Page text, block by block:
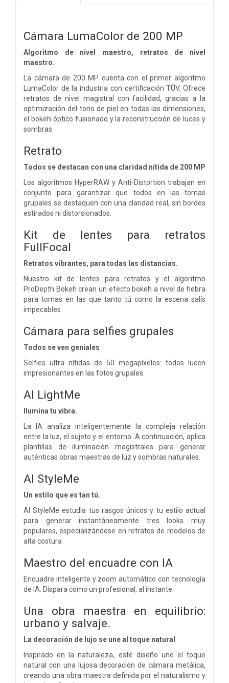
Cámara LumaColor de 200 MP
Algoritmo de nivel maestro, retratos de nivel
maestro.
La cámara de 200 MP cuenta con el primer algoritmo
LumaColor de la industria con certificación TÜV. Ofrece
retratos de nivel magistral con facilidad, gracias a la
optimización del tono de piel en todas las dimensiones,
el bokeh óptico fusionado y la reconstrucción de luces y
sombras
Retrato
Todos se destacan con una claridad nítida de 200 MP
Los algoritmos HyperRAW y Anti-Distortion trabajan en
conjunto para garantizar que todos en las tomas
grupales se destaquen con una claridad real, sin bordes
estirados ni distorsionados.
Kit de lentes para retratos
FullFocal
Retratos vibrantes, para todas las distancias.
Nuestro kit de lentes para retratos y el algoritmo
ProDepth Bokeh crean un efecto bokeh a nivel de hebra
para tomas en las que tanto tú como la escena salís
impecables
Cámara para selfies grupales
Todos se ven geniales
Selfies ultra nítidas de 50 megapíxeles: todos lucen
impresionantes en las fotos grupales.
AI LightMe
Ilumina tu vibra.
La IA analiza inteligentemente la compleja relación
entre la luz, el sujeto y el entorno. A continuación, aplica
plantillas de iluminación magistrales para generar
auténticas obras maestras de luz y sombras naturales.
AI StyleMe
Un estilo que es tan tú.
AI StyleMe estudia tus rasgos únicos y tu estilo actual
para generar instantáneamente tres looks muy
populares, especializándose en retratos de modelos de
alta costura
Maestro del encuadre con IA
Encuadre inteligente y zoom automático con tecnología
de IA. Dispara como un profesional, al instante.
Una obra maestra en equilibrio:
urbano y salvaje.
La decoración de lujo se une al toque natural
Inspirado en la naturaleza, este diseño une el toque
natural con una lujosa decoración de cámara metálica,
creando una obra maestra definida por el naturalismo y